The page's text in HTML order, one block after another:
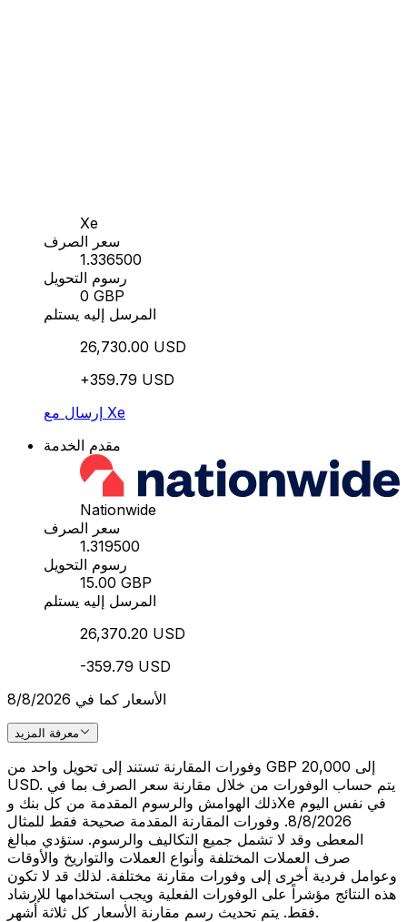
Xe
سعر الصرف
1.336500
رسوم التحويل
0 GBP
المرسل إليه يستلم
26,730.00 USD
+359.79 USD
إرسال مع Xe
مقدم الخدمة
Nationwide
سعر الصرف
1.319500
رسوم التحويل
15.00 GBP
المرسل إليه يستلم
26,370.20 USD
-359.79 USD
الأسعار كما في 8/8/2026
معرفة المزيد
وفورات المقارنة تستند إلى تحويل واحد من GBP 20,000 إلى
USD. يتم حساب الوفورات من خلال مقارنة سعر الصرف بما في
ذلك الهوامش والرسوم المقدمة من كل بنك وXe في نفس اليوم
8/8/2026. وفورات المقارنة المقدمة صحيحة فقط للمثال
المعطى وقد لا تشمل جميع التكاليف والرسوم. ستؤدي مبالغ
صرف العملات المختلفة وأنواع العملات والتواريخ والأوقات
وعوامل فردية أخرى إلى وفورات مقارنة مختلفة. لذلك قد لا تكون
هذه النتائج مؤشراً على الوفورات الفعلية ويجب استخدامها للإرشاد
فقط. يتم تحديث رسم مقارنة الأسعار كل ثلاثة أشهر.